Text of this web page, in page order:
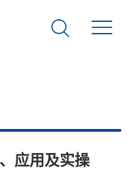
应用及实操